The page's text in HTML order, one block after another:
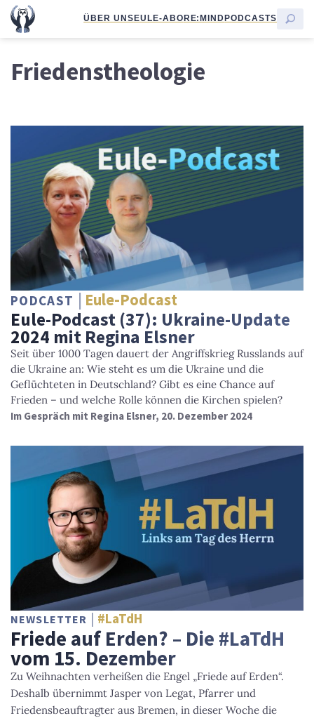
ÜBER UNSEULE-ABORE:MINDPODCASTS
Friedenstheologie
PODCAST Eule-Podcast
Eule-Podcast (37): Ukraine-Update
2024 mit Regina Elsner
Seit über 1000 Tagen dauert der Angriffskrieg Russlands auf
die Ukraine an: Wie steht es um die Ukraine und die
Geflüchteten in Deutschland? Gibt es eine Chance auf
Frieden – und welche Rolle können die Kirchen spielen?
Im Gespräch mit Regina Elsner, 20. Dezember 2024
NEWSLETTER #LaTdH
Friede auf Erden? – Die #LaTdH
vom 15. Dezember
Zu Weihnachten verheißen die Engel „Friede auf Erden“.
Deshalb übernimmt Jasper von Legat, Pfarrer und
Friedensbeauftragter aus Bremen, in dieser Woche die